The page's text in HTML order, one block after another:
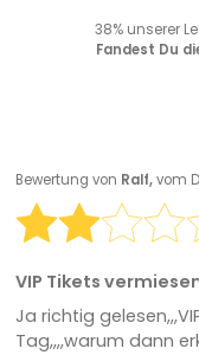
38% unserer
Fandest Du
Bewertung von Ralf,vom
VIP Tikets
Ja richtig
Tag,,,,warum dann